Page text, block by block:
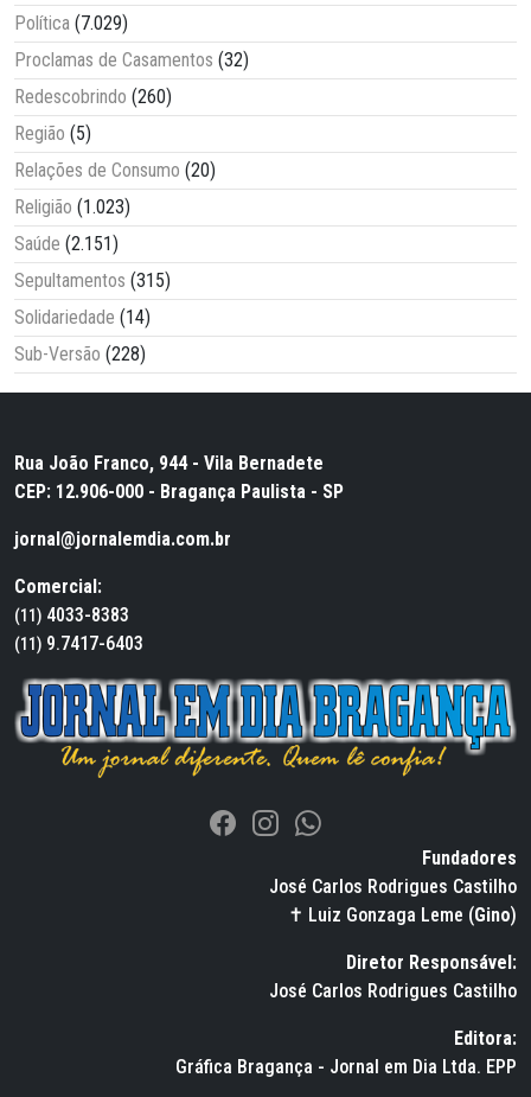
Política (7.029)
Proclamas de Casamentos (32)
Redescobrindo (260)
Região (5)
Relações de Consumo (20)
Religião (1.023)
Saúde (2.151)
Sepultamentos (315)
Solidariedade (14)
Sub-Versão (228)
Rua João Franco, 944 - Vila Bernadete
CEP: 12.906-000 - Bragança Paulista - SP
jornal@jornalemdia.com.br
Comercial:
(11) 4033-8383
(11) 9.7417-6403
Fundadores
José Carlos Rodrigues Castilho
✝ Luiz Gonzaga Leme (Gino)
Diretor Responsável:
José Carlos Rodrigues Castilho
Editora:
Gráfica Bragança - Jornal em Dia Ltda. EPP